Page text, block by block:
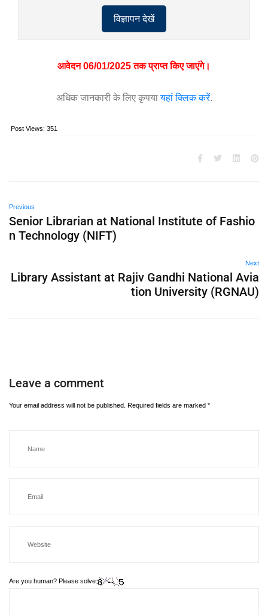
विज्ञापन देखें
आवेदन 06/01/2025 तक प्राप्त किए जाएंगे।
अधिक जानकारी के लिए कृपयायहां क्लिक करें.
Post Views: 351
Previous
Senior Librarian at National Institute of Fashio
n Technology (NIFT)
Next
Library Assistant at Rajiv Gandhi National Avia
tion University (RGNAU)
Leave a comment
Your email address will not be published. Required fields are marked *
Are you human? Please solve: